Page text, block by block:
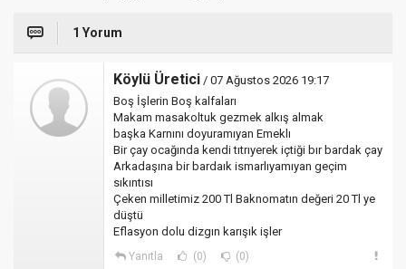
1 Yorum
Köylü Üretici / 07 Ağustos 2026 19:17
Boş İşlerin Boş kalfaları
Makam masakoltuk gezmek alkış almak
başka Karnını doyuramıyan Emeklı
Bir çay ocağında kendi tıtrıyerek içtiği bır bardak çay
Arkadaşına bir bardaık ismarlıyamıyan geçim
sıkıntısı
Çeken milletimiz 200 Tl Baknomatın değeri 20 Tl ye
düştü
Eflasyon dolu dizgın karışık işler
Yanıtla (0) (0)